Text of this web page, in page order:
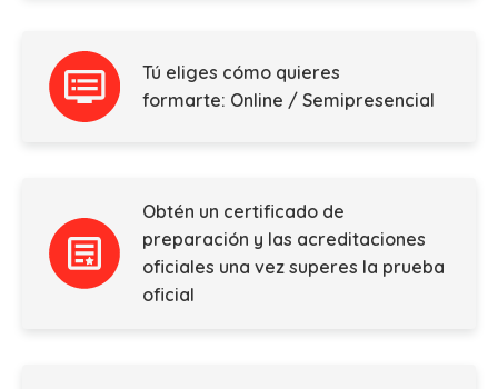
Tú eliges cómo quieres
formarte: Online / Semipresencial
Obtén un certificado de
preparación y las acreditaciones
oficiales una vez superes la prueba
oficial